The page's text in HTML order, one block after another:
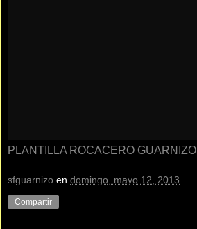
PLANTILLA ROCACERO GUARNIZO
sfguarnizo en domingo, mayo 12, 2013
Compartir